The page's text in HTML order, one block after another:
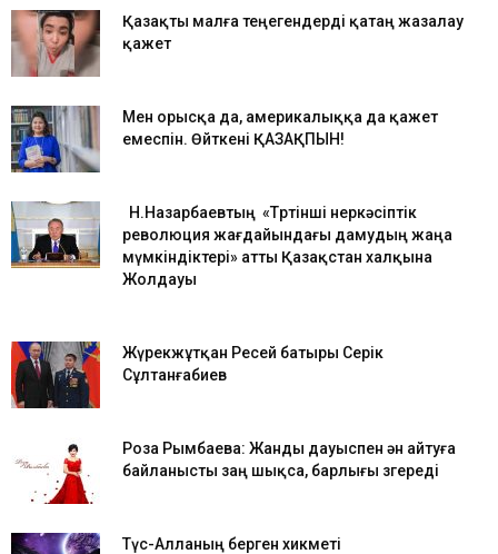
Қазақты малға теңегендерді қатаң жазалау
қажет
Мен орысқа да, америкалыққа да қажет
емеспін. Өйткені ҚАЗАҚПЫН!
Н.Назарбаевтың «Төртінші өнеркәсіптік
революция жағдайындағы дамудың жаңа
мүмкіндіктері» атты Қазақстан халқына
Жолдауы
Жүрекжұтқан Ресей батыры Серік
Сұлтанғабиев
Роза Рымбаева: Жанды дауыспен ән айтуға
байланысты заң шықса, барлығы өзгереді
Түс-Алланың берген хикметі